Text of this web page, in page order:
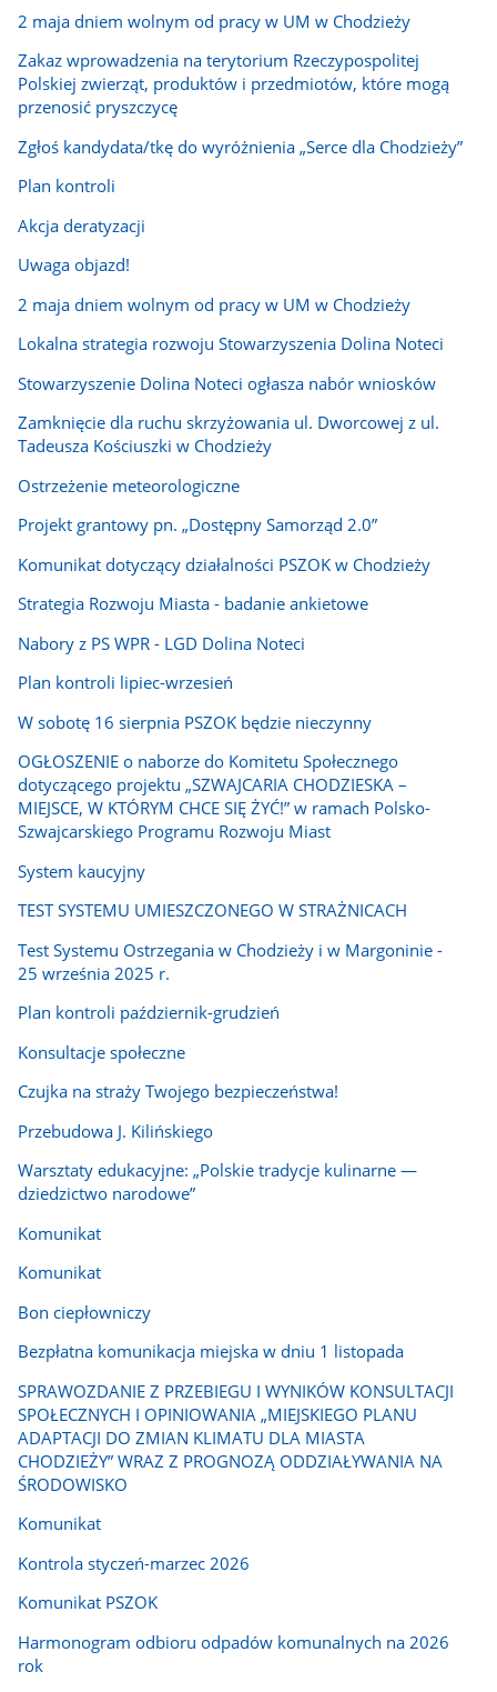
2 maja dniem wolnym od pracy w UM w Chodzieży
Zakaz wprowadzenia na terytorium Rzeczypospolitej
Polskiej zwierząt, produktów i przedmiotów, które mogą
przenosić pryszczycę
Zgłoś kandydata/tkę do wyróżnienia „Serce dla Chodzieży”
Plan kontroli
Akcja deratyzacji
Uwaga objazd!
2 maja dniem wolnym od pracy w UM w Chodzieży
Lokalna strategia rozwoju Stowarzyszenia Dolina Noteci
Stowarzyszenie Dolina Noteci ogłasza nabór wniosków
Zamknięcie dla ruchu skrzyżowania ul. Dworcowej z ul.
Tadeusza Kościuszki w Chodzieży
Ostrzeżenie meteorologiczne
Projekt grantowy pn. „Dostępny Samorząd 2.0”
Komunikat dotyczący działalności PSZOK w Chodzieży
Strategia Rozwoju Miasta - badanie ankietowe
Nabory z PS WPR - LGD Dolina Noteci
Plan kontroli lipiec-wrzesień
W sobotę 16 sierpnia PSZOK będzie nieczynny
OGŁOSZENIE o naborze do Komitetu Społecznego
dotyczącego projektu „SZWAJCARIA CHODZIESKA –
MIEJSCE, W KTÓRYM CHCE SIĘ ŻYĆ!” w ramach Polsko-
Szwajcarskiego Programu Rozwoju Miast
System kaucyjny
TEST SYSTEMU UMIESZCZONEGO W STRAŻNICACH
Test Systemu Ostrzegania w Chodzieży i w Margoninie -
25 września 2025 r.
Plan kontroli październik-grudzień
Konsultacje społeczne
Czujka na straży Twojego bezpieczeństwa!
Przebudowa J. Kilińskiego
Warsztaty edukacyjne: „Polskie tradycje kulinarne —
dziedzictwo narodowe”
Komunikat
Komunikat
Bon ciepłowniczy
Bezpłatna komunikacja miejska w dniu 1 listopada
SPRAWOZDANIE Z PRZEBIEGU I WYNIKÓW KONSULTACJI
SPOŁECZNYCH I OPINIOWANIA „MIEJSKIEGO PLANU
ADAPTACJI DO ZMIAN KLIMATU DLA MIASTA
CHODZIEŻY” WRAZ Z PROGNOZĄ ODDZIAŁYWANIA NA
ŚRODOWISKO
Komunikat
Kontrola styczeń-marzec 2026
Komunikat PSZOK
Harmonogram odbioru odpadów komunalnych na 2026
rok